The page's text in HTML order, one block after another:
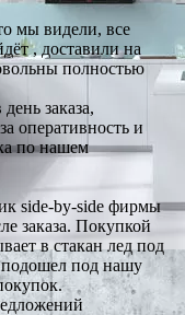
мы видели, все
, доставили на
полностью
заказа,
оперативность и
по нашем
side-by-side фирмы
заказа. Покупкой
в стакан лед под
подошел под нашу